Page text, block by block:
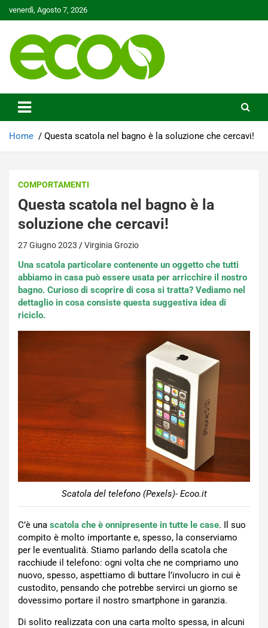
to
venerdì, Agosto 7, 2026
Ecoo.it
Home Questa scatola nel bagno è la soluzione che cercavi!
COMPORTAMENTI
Questa scatola nel bagno è la
soluzione che cercavi!
27 Giugno 2023 Virginia Grozio
Una scatola particolare contenente un oggetto che tutti
abbiamo in casa può essere usata per arricchire il nostro
bagno. Curioso di scoprire di cosa si tratta? Vediamo nel
dettaglio in cosa consiste questa suggestiva idea di
riciclo.
Scatola del telefono (Pexels)- Ecoo.it
C’è una scatola che è onnipresente in tutte le case. Il suo
compito è molto importante e, spesso, la conserviamo
per le eventualità. Stiamo parlando della scatola che
racchiude il telefono: ogni volta che ne compriamo uno
nuovo, spesso, aspettiamo di buttare l’involucro in cui è
custodito, pensando che potrebbe servirci un giorno se
dovessimo portare il nostro smartphone in garanzia.
Di solito realizzata con una carta molto spessa, in alcuni